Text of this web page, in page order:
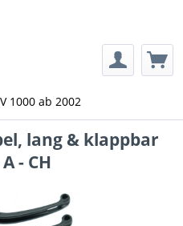
1000 ab 2002
lang & klappbar
- CH